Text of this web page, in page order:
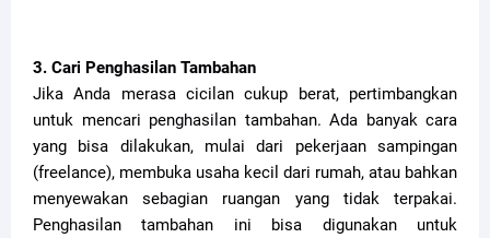
3. Cari Penghasilan Tambahan
Jika Anda merasa cicilan cukup berat, pertimbangkan
untuk mencari penghasilan tambahan. Ada banyak cara
yang bisa dilakukan, mulai dari pekerjaan sampingan
(freelance), membuka usaha kecil dari rumah, atau bahkan
menyewakan sebagian ruangan yang tidak terpakai.
Penghasilan tambahan ini bisa digunakan untuk